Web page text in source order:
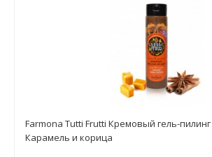
Farmona Tutti Frutti Кремовый гель-
Карамель и корица